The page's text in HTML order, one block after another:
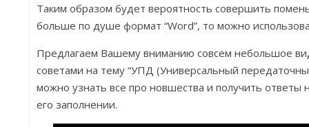
Таким образом будет вероятность совершить
больше по душе формат “Word”, то можно
Предлагаем Вашему вниманию совсем небольшое
советами на тему “УПД (Универсальный
можно узнать все про новшества и получить
его заполнении.